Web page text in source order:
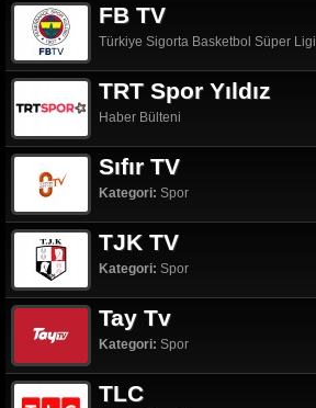
FB TV
Türkiye Sigorta Basketbol Süper Ligi
TRT Spor Yıldız
Haber Bülteni
Sıfır TV
Kategori: Spor
TJK TV
Kategori: Spor
Tay Tv
Kategori: Spor
TLC